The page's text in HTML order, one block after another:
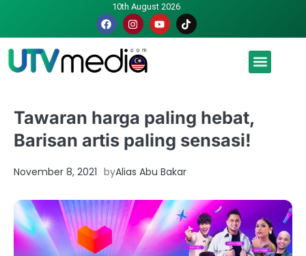
10th August 2026
Tawaran harga paling hebat,
Barisan artis paling sensasi!
November 8, 2021 byAlias Abu Bakar